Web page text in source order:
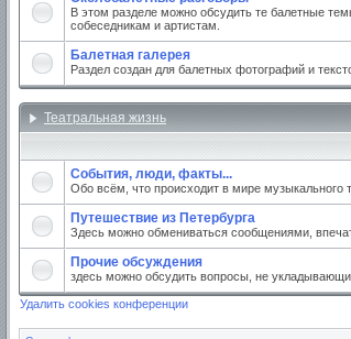
В этом разделе можно обсудить те балетные
собеседникам и артистам.
Балетная галерея
Раздел создан для балетных фотографий и
Театральная жизнь
События, люди, факты...
Обо всём, что происходит в мире музыкального
Путешествие из Петербурга
Здесь можно обмениваться сообщениями,
Прочие обсуждения
здесь можно обсудить вопросы, не
Удалить cookies конференции